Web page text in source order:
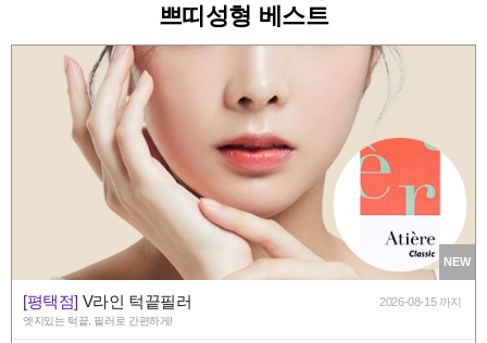
쁘띠성형 베스트
NEW
[평택점] V라인 턱끝필러 2026-08-15 까지
엣지있는 턱끝, 필러로 간편하게!